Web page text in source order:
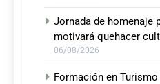
Jornada de homenaje
motivará quehacer
06/08/2026
Formación en